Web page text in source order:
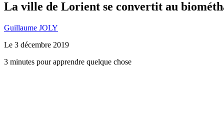
La ville de Lorient se convertit au
Guillaume JOLY
Le 3 décembre 2019
3 minutes pour apprendre quelque chose